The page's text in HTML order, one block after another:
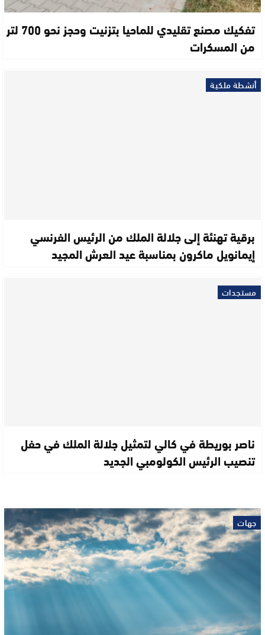
تفكيك مصنع تقليدي للماحيا بتزنيت وحجز نحو 700 لتر
من المسكرات
أنشطة ملكية
برقية تهنئة إلى جلالة الملك من الرئيس الفرنسي
إيمانويل ماكرون بمناسبة عيد العرش المجيد
مستجدات
ناصر بوريطة في كالي لتمثيل جلالة الملك في حفل
تنصيب الرئيس الكولومبي الجديد
جهات